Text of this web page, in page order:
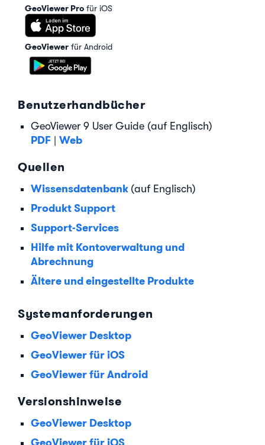
GeoViewer Pro für iOS
GeoViewer für Android
Benutzerhandbücher
GeoViewer 9 User Guide (auf Englisch)
PDF Web
Quellen
Wissensdatenbank (auf Englisch)
Produkt Support
Support-Services
Hilfe mit Kontoverwaltung und
Abrechnung
Ältere und eingestellte Produkte
Systemanforderungen
GeoViewer Desktop
GeoViewer für iOS
GeoViewer für Android
Versionshinweise
GeoViewer Desktop